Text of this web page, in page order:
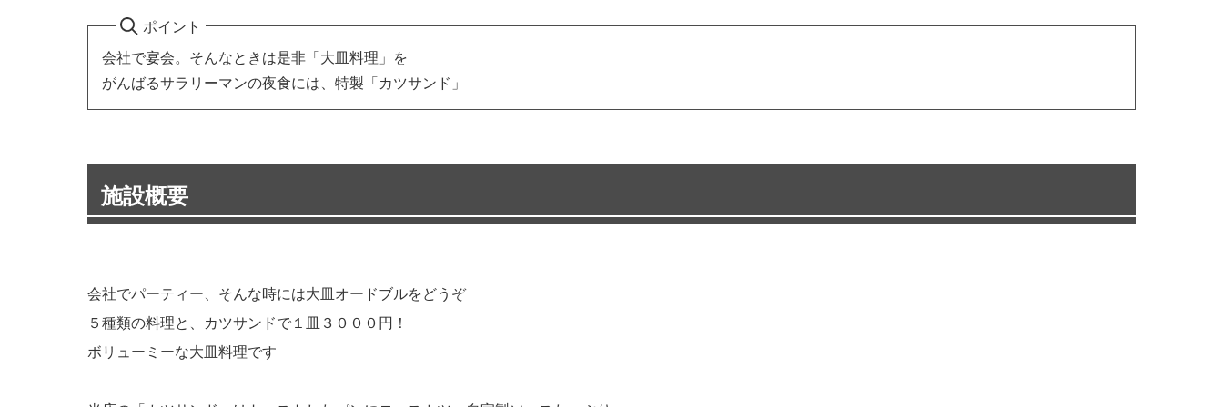
ポイント
会社で宴会。そんなときは是非「大皿料理」を
がんばるサラリーマンの夜食には、特製「カツサンド」
施設概要
会社でパーティー、そんな時には大皿オードブルをどうぞ
５種類の料理と、カツサンドで１皿３０００円！
ボリューミーな大皿料理です